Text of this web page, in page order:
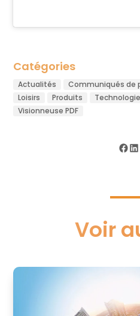
Catégories
Actualités Communiqués de
Loisirs
Produits
Visionneuse PDF
Voir